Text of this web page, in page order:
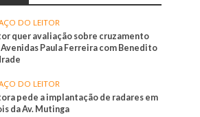
DO LEITOR
quer avaliação sobre cruzamento
Avenidas Paula Ferreira com Benedito
DO LEITOR
pede a implantação de radares em
da Av. Mutinga